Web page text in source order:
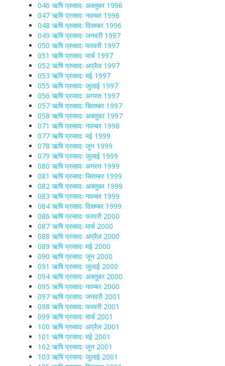
046 ऋषि प्रसादः अक्तूबर 1996
047 ऋषि प्रसादः नवम्बर 1996
048 ऋषि प्रसादः दिसम्बर 1996
049 ऋषि प्रसादः जनवरी 1997
050 ऋषि प्रसादः फरवरी 1997
051 ऋषि प्रसादः मार्च 1997
052 ऋषि प्रसादः अप्रैल 1997
053 ऋषि प्रसादः मई 1997
055 ऋषि प्रसादः जुलाई 1997
056 ऋषि प्रसादः अगस्त 1997
057 ऋषि प्रसादः सितम्बर 1997
058 ऋषि प्रसादः अक्तूबर 1997
071 ऋषि प्रसादः नवम्बर 1998
077 ऋषि प्रसादः मई 1999
078 ऋषि प्रसादः जून 1999
079 ऋषि प्रसादः जुलाई 1999
080 ऋषि प्रसादः अगस्त 1999
081 ऋषि प्रसादः सितम्बर 1999
082 ऋषि प्रसादः अक्तूबर 1999
083 ऋषि प्रसादः नवम्बर 1999
084 ऋषि प्रसादः दिसम्बर 1999
086 ऋषि प्रसादः फरवरी 2000
087 ऋषि प्रसादः मार्च 2000
088 ऋषि प्रसादः अप्रैल 2000
089 ऋषि प्रसादः मई 2000
090 ऋषि प्रसादः जून 2000
091 ऋषि प्रसादः जुलाई 2000
094 ऋषि प्रसादः अक्तूबर 2000
095 ऋषि प्रसादः नवम्बर 2000
097 ऋषि प्रसादः जनवरी 2001
098 ऋषि प्रसादः फरवरी 2001
099 ऋषि प्रसादः मार्च 2001
100 ऋषि प्रसादः अप्रैल 2001
101 ऋषि प्रसादः मई 2001
102 ऋषि प्रसादः जून 2001
103 ऋषि प्रसादः जुलाई 2001